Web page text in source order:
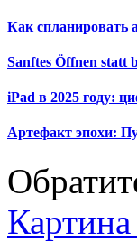
Как спланировать
Sanftes Öffnen statt
iPad в 2025 году:
Артефакт эпохи: